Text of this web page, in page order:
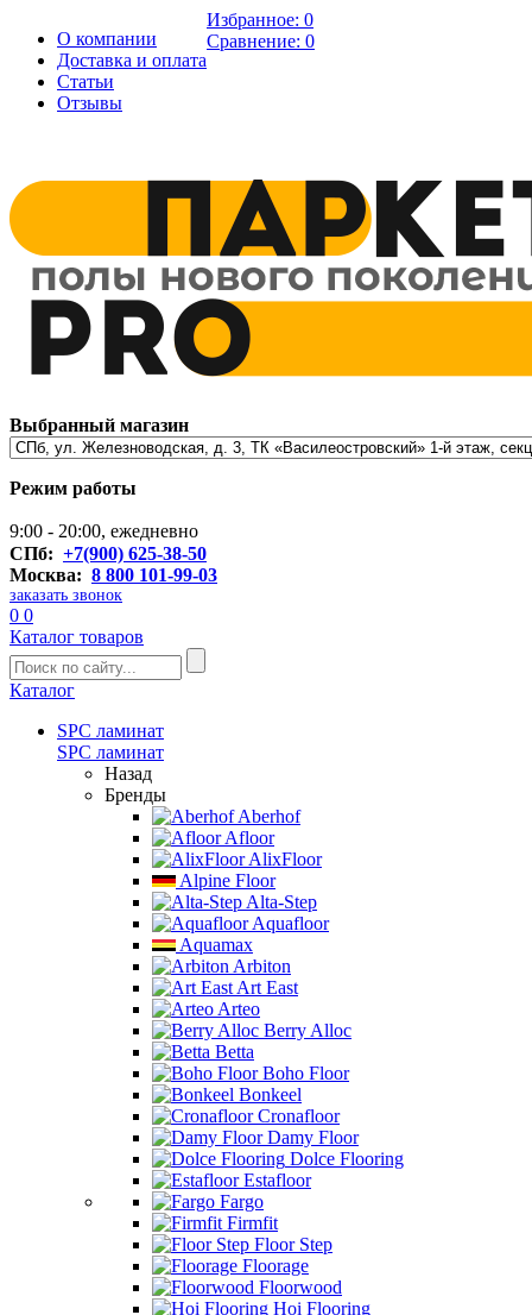
О компании
Доставка и оплата
Статьи
Отзывы
Избранное: 0
Сравнение: 0
Выбранный магазин
Режим работы
9:00 - 20:00, ежедневно
СПб: +7(900) 625-38-50
Москва: 8 800 101-99-03
заказать звонок
0 0
Каталог товаров
Каталог
SPC ламинат
SPC ламинат
Назад
Бренды
Aberhof
Afloor
AlixFloor
Alpine Floor
Alta-Step
Aquafloor
Aquamax
Arbiton
Art East
Arteo
Berry Alloc
Betta
Boho Floor
Bonkeel
Cronafloor
Damy Floor
Dolce Flooring
Estafloor
Fargo
Firmfit
Floor Step
Floorage
Floorwood
Hoi Flooring